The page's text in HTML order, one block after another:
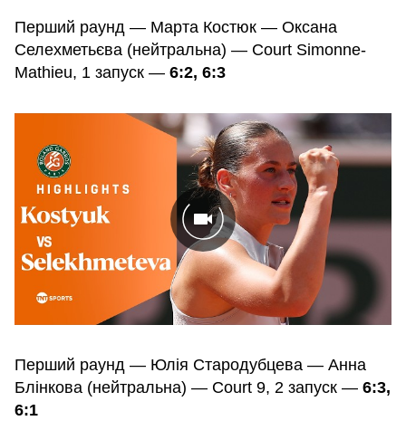
Перший раунд — Марта Костюк — Оксана
Селехметьєва (нейтральна) — Court Simonne-
Mathieu, 1 запуск — 6:2, 6:3
Перший раунд — Юлія Стародубцева — Анна
Блінкова (нейтральна) — Court 9, 2 запуск — 6:3,
6:1